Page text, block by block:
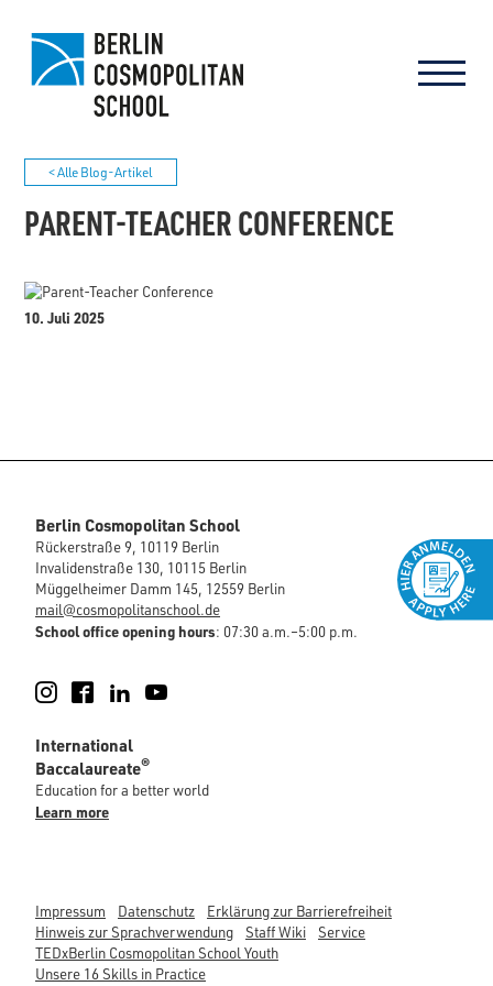
< Alle Blog-Artikel
PARENT-TEACHER CONFERENCE
10. Juli 2025
Berlin Cosmopolitan School
Rückerstraße 9, 10119 Berlin
Invalidenstraße 130, 10115 Berlin
Müggelheimer Damm 145, 12559 Berlin
mail@cosmopolitanschool.de
School office opening hours: 07:30 a.m.–5:00 p.m.
Instagram
FacebookLinkedIn
International
Baccalaureate®
Education for a better world
Learn more
Impressum Datenschutz
Erklärung zur Barrierefreiheit
Hinweis zur Sprachverwendung
Staff Wiki
Service
TEDxBerlin Cosmopolitan School Youth
Unsere 16 Skills in Practice